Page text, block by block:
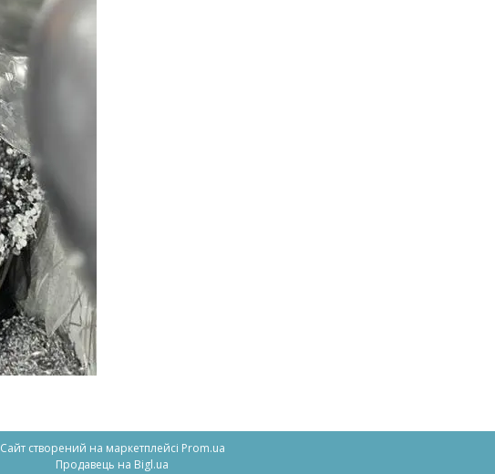
Сайт створений на маркетплейсі Prom.ua
Продавець на Bigl.ua